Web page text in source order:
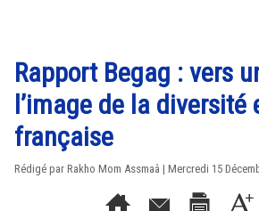
Rapport Begag : vers
l’image de la diversité
française
Rédigé par Rakho Mom Assmaâ | Mercredi 15